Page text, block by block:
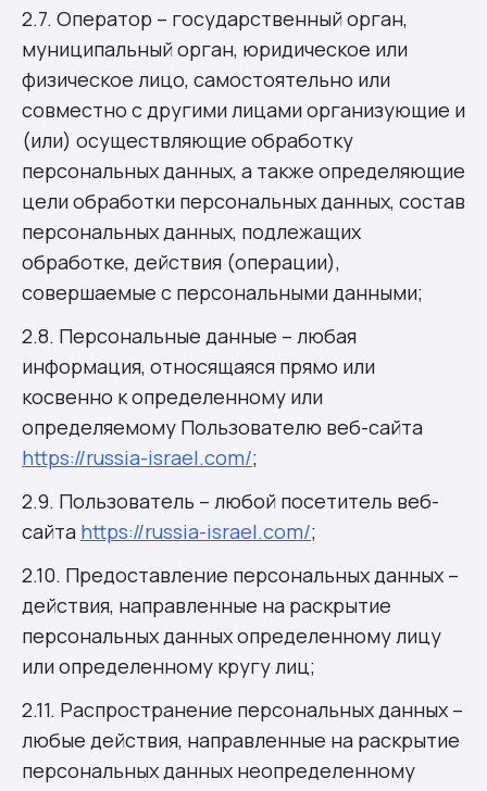
2.7. Оператор – государственный орган,
муниципальный орган, юридическое или
физическое лицо, самостоятельно или
совместно с другими лицами организующие и
(или) осуществляющие обработку
персональных данных, а также определяющие
цели обработки персональных данных, состав
персональных данных, подлежащих
обработке, действия (операции),
совершаемые с персональными данными;
2.8. Персональные данные – любая
информация, относящаяся прямо или
косвенно к определенному или
определяемому Пользователю веб-сайта
https://russia-israel.com/;
2.9. Пользователь – любой посетитель веб-
сайта https://russia-israel.com/;
2.10. Предоставление персональных данных –
действия, направленные на раскрытие
персональных данных определенному лицу
или определенному кругу лиц;
2.11. Распространение персональных данных –
любые действия, направленные на раскрытие
персональных данных неопределенному